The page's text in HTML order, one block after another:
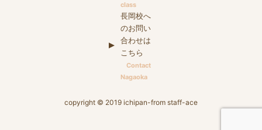
class
長岡校へ
のお問い
合わせは
こちら
Contact
Nagaoka
copyright © 2019 ichipan-from staff-ace